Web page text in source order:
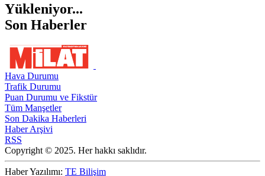
Yükleniyor...
Son Haberler
Hava Durumu
Trafik Durumu
Puan Durumu ve Fikstür
Tüm Manşetler
Son Dakika Haberleri
Haber Arşivi
RSS
Copyright © 2025. Her hakkı saklıdır.
Haber Yazılımı: TE Bilişim